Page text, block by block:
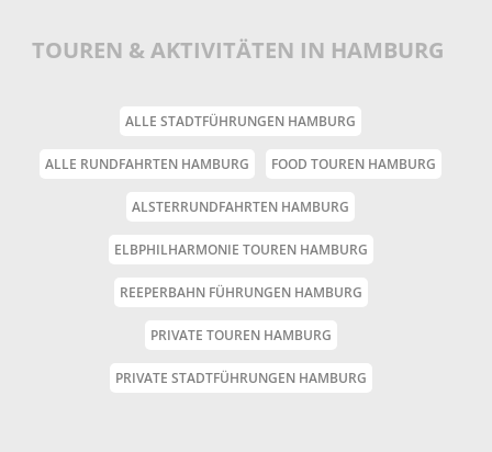
TOUREN & AKTIVITÄTEN IN HAMBURG
ALLE STADTFÜHRUNGEN HAMBURG
ALLE RUNDFAHRTEN HAMBURG FOOD TOUREN HAMBURG
ALSTERRUNDFAHRTEN HAMBURG
ELBPHILHARMONIE TOUREN HAMBURG
REEPERBAHN FÜHRUNGEN HAMBURG
PRIVATE TOUREN HAMBURG
PRIVATE STADTFÜHRUNGEN HAMBURG